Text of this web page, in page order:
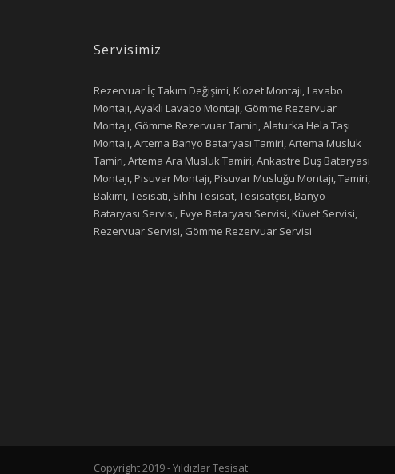
Servisimiz
Rezervuar İç Takım Değişimi, Klozet Montajı, Lavabo
Montajı, Ayaklı Lavabo Montajı, Gömme Rezervuar
Montajı, Gömme Rezervuar Tamiri, Alaturka Hela Taşı
Montajı, Artema Banyo Bataryası Tamiri, Artema Musluk
Tamiri, Artema Ara Musluk Tamiri, Ankastre Duş Bataryası
Montajı, Pisuvar Montajı, Pisuvar Musluğu Montajı, Tamiri,
Bakımı, Tesisatı, Sıhhi Tesisat, Tesisatçısı, Banyo
Bataryası Servisi, Evye Bataryası Servisi, Küvet Servisi,
Rezervuar Servisi, Gömme Rezervuar Servisi
Copyright 2019 - Yıldızlar Tesisat